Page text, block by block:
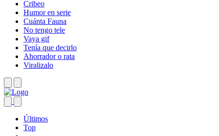
Cribeo
Humor en serie
Cuánta Fauna
No tengo tele
Vaya gif
Tenía que decirlo
Ahorrador o rata
Viralizalo
Últimos
Top